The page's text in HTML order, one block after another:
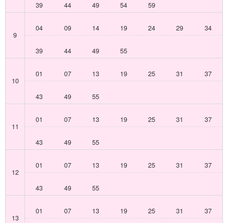
39 44 49 54 59
9
04 09 14 19 24 29 34
39 44 49 55
10
01 07 13 19 25 31 37
43 49 55
11
01 07 13 19 25 31 37
43 49 55
12
01 07 13 19 25 31 37
43 49 55
13
01 07 13 19 25 31 37